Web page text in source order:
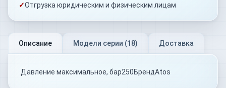
✓Отгрузка юридическим и физическим лицам
Описание Модели серии (18) Доставка
Давление максимальное, бар250БрендAtos